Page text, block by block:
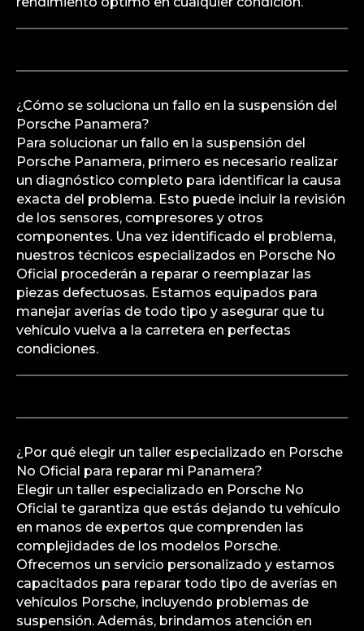
¿Cómo se soluciona un fallo en la suspensión del
Porsche Panamera?
Para solucionar un fallo en la suspensión del
Porsche Panamera, primero es necesario realizar
un diagnóstico completo para identificar la causa
exacta del problema. Esto puede incluir la revisión
de los sensores, compresores y otros
componentes. Una vez identificado el problema,
nuestros técnicos especializados en Porsche No
Oficial procederán a reparar o reemplazar las
piezas defectuosas. Estamos equipados para
manejar averías de todo tipo y asegurar que tu
vehículo vuelva a la carretera en perfectas
condiciones.
¿Por qué elegir un taller especializado en Porsche
No Oficial para reparar mi Panamera?
Elegir un taller especializado en Porsche No
Oficial te garantiza que estás dejando tu vehículo
en manos de expertos que comprenden las
complejidades de los modelos Porsche.
Ofrecemos un servicio personalizado y estamos
capacitados para reparar todo tipo de averías en
vehículos Porsche, incluyendo problemas de
suspensión. Además, brindamos atención en